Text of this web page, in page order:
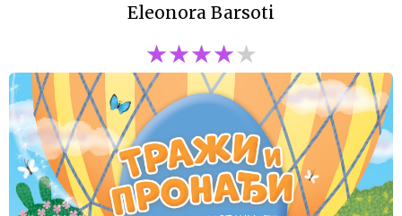
Eleonora Barsoti
★★★★★
★★★★★
★★★★★